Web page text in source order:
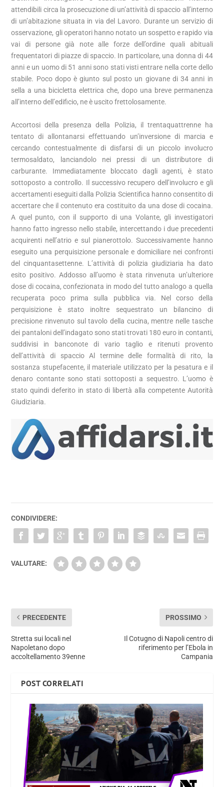
attendibili circa la prosecuzione di un’attività di spaccio all’interno
di un’abitazione situata in via del Lavoro. Durante un servizio di
osservazione, gli operatori hanno notato un sospetto e rapido via
vai di persone già note alle forze dell’ordine quali abituali
frequentatori di piazze di spaccio. In particolare, una donna di 44
anni e un uomo di 51 anni sono stati visti entrare nella corte dello
stabile. Poco dopo è giunto sul posto un giovane di 34 anni in
sella a una bicicletta elettrica che, dopo una breve permanenza
all’interno dell’edificio, ne è uscito frettolosamente.
Accortosi della presenza della Polizia, il trentaquattrenne ha
tentato di allontanarsi effettuando un’inversione di marcia e
cercando contestualmente di disfarsi di un piccolo involucro
termosaldato, lanciandolo nei pressi di un distributore di
carburante. Immediatamente bloccato dagli agenti, è stato
sottoposto a controllo. Il successivo recupero dell’involucro e gli
accertamenti eseguiti dalla Polizia Scientifica hanno consentito di
accertare che il contenuto era costituito da una dose di cocaina.
A quel punto, con il supporto di una Volante, gli investigatori
hanno fatto ingresso nello stabile, intercettando i due precedenti
acquirenti nell’atrio e sul pianerottolo. Successivamente hanno
eseguito una perquisizione personale e domiciliare nei confronti
del cinquantasettenne. L’attività di polizia giudiziaria ha dato
esito positivo. Addosso all’uomo è stata rinvenuta un’ulteriore
dose di cocaina, confezionata in modo del tutto analogo a quella
recuperata poco prima sulla pubblica via. Nel corso della
perquisizione è stato inoltre sequestrato un bilancino di
precisione rinvenuto sul tavolo della cucina, mentre nelle tasche
dei pantaloni dell’indagato sono stati trovati 180 euro in contanti,
suddivisi in banconote di vario taglio e ritenuti provento
dell’attività di spaccio Al termine delle formalità di rito, la
sostanza stupefacente, il materiale utilizzato per la pesatura e il
denaro contante sono stati sottoposti a sequestro. L’uomo è
stato quindi deferito in stato di libertà alla competente Autorità
Giudiziaria.
CONDIVIDERE:
VALUTARE:
PRECEDENTE
Stretta sui locali nel
Napoletano dopo
accoltellamento 39enne
PROSSIMO
Il Cotugno di Napoli centro di
riferimento per l’Ebola in
Campania
POST CORRELATI